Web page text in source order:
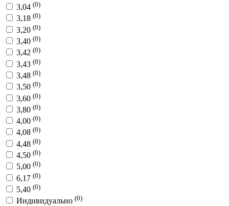
3,04 (0)
3,18 (0)
3,20 (0)
3,40 (0)
3,42 (0)
3,43 (0)
3,48 (0)
3,50 (0)
3,60 (0)
3,80 (0)
4,00 (0)
4,08 (0)
4,48 (0)
4,50 (0)
5,00 (0)
6,17 (0)
5,40 (0)
Индивидуально (0)